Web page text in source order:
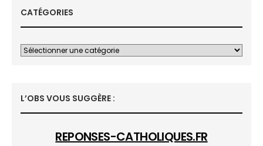
CATÉGORIES
L’OBS VOUS SUGGÈRE :
REPONSES-CATHOLIQUES.FR